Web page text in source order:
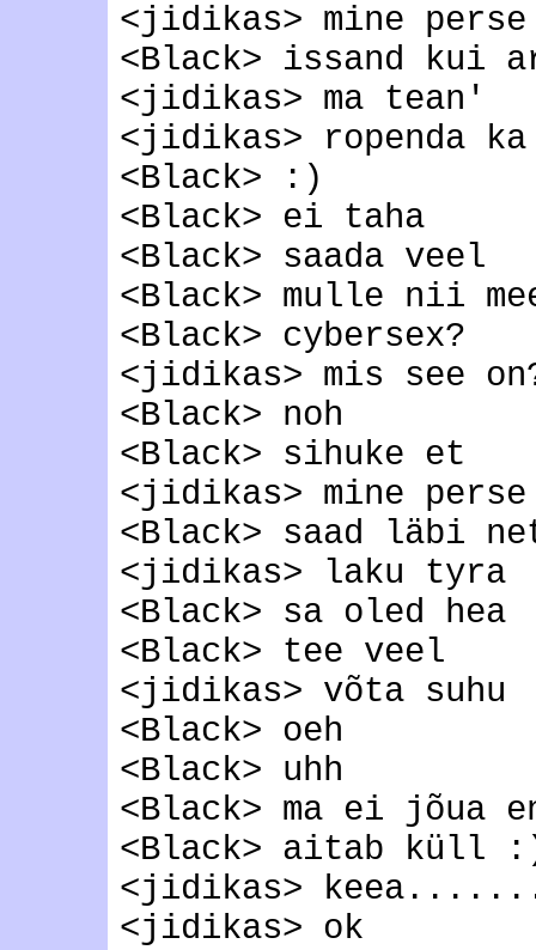
<jidikas> mine perse
<Black> issand kui
<jidikas> ma tean'
<jidikas> ropenda ka
<Black> :)
<Black> ei taha
<Black> saada veel
<Black> mulle nii
<Black> cybersex?
<jidikas> mis see
<Black> noh
<Black> sihuke et
<jidikas> mine perse
<Black> saad läbi
<jidikas> laku tyra
<Black> sa oled hea
<Black> tee veel
<jidikas> võta suhu
<Black> oeh
<Black> uhh
<Black> ma ei jõua
<Black> aitab küll
<jidikas>
<jidikas> ok